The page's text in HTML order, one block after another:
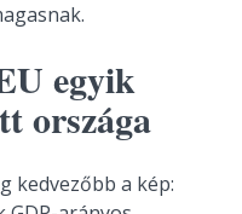
egyik
országa
kedvezőbb a kép: